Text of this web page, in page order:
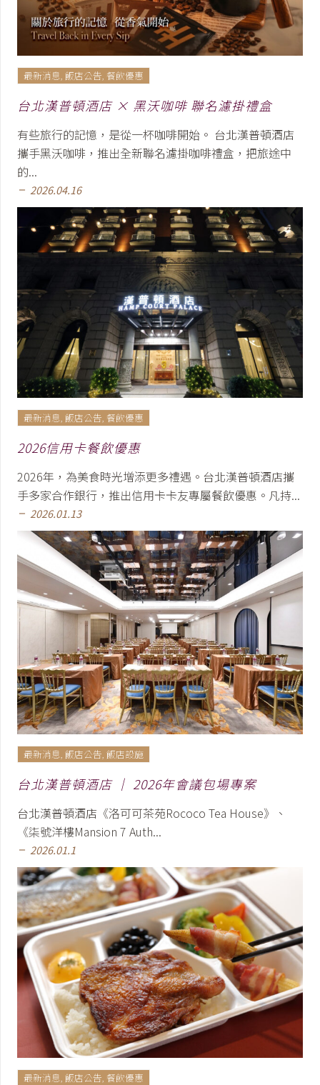
最新消息 飯店公告 餐飲優惠
台北漢普頓酒店 × 黑沃咖啡 聯名濾掛禮盒
有些旅行的記憶，是從一杯咖啡開始。 台北漢普頓酒店
攜手黑沃咖啡，推出全新聯名濾掛咖啡禮盒，把旅途中
的...
remove 2026.04.16
最新消息 飯店公告 餐飲優惠
2026信用卡餐飲優惠
2026年，為美食時光增添更多禮遇。台北漢普頓酒店攜
手多家合作銀行，推出信用卡卡友專屬餐飲優惠。凡持...
remove 2026.01.13
最新消息 飯店公告 飯店設施
台北漢普頓酒店 │ 2026年會議包場專案
台北漢普頓酒店《洛可可茶苑Rococo Tea House》、
《柒號洋樓Mansion 7 Auth...
remove 2026.01.1
最新消息 飯店公告 餐飲優惠